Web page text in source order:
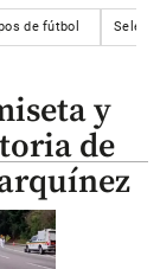
de fútbol
y
de